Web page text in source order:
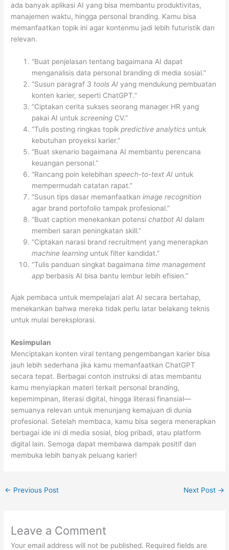
ada banyak aplikasi AI yang bisa membantu produktivitas,
manajemen waktu, hingga personal branding. Kamu bisa
memanfaatkan topik ini agar kontenmu jadi lebih futuristik dan
relevan.
“Buat penjelasan tentang bagaimana AI dapat
menganalisis data personal branding di media sosial.”
“Susun paragraf 3 tools AI yang mendukung pembuatan
konten karier, seperti ChatGPT.”
“Ciptakan cerita sukses seorang manager HR yang
pakai AI untukscreening CV.”
“Tulis posting ringkas topikpredictive analytics untuk
kebutuhan proyeksi karier.”
“Buat skenario bagaimana AI membantu perencana
keuangan personal.”
“Rancang poin kelebihanspeech-to-text AI untuk
mempermudah catatan rapat.”
“Susun tips dasar memanfaatkanimage recognition
agar brand portofolio tampak profesional.”
“Buat caption menekankan potensichatbot AI dalam
memberi saran peningkatan skill.”
“Ciptakan narasi brand recruitment yang menerapkan
machine learning untuk filter kandidat.”
“Tulis panduan singkat bagaimana time management
app berbasis AI bisa bantu lembur lebih efisien.”
Ajak pembaca untuk mempelajari alat AI secara bertahap,
menekankan bahwa mereka tidak perlu latar belakang teknis
untuk mulai bereksplorasi.
Kesimpulan
Menciptakan konten viral tentang pengembangan karier bisa
jauh lebih sederhana jika kamu memanfaatkan ChatGPT
secara tepat. Berbagai contoh instruksi di atas membantu
kamu menyiapkan materi terkait personal branding,
kepemimpinan, literasi digital, hingga literasi finansial—
semuanya relevan untuk menunjang kemajuan di dunia
profesional. Setelah membaca, kamu bisa segera menerapkan
berbagai ide ini di media sosial, blog pribadi, atau platform
digital lain. Semoga dapat membawa dampak positif dan
membuka lebih banyak peluang karier!
← Previous Post Next Post →
Leave a Comment
Your email address will not be published. Required fields are